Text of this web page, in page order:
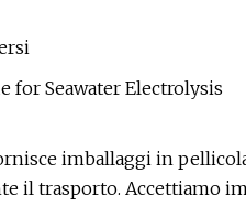
imballaggi in
il trasporto. Accettiamo